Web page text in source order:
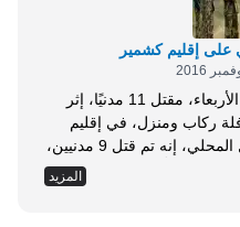
أعلن مسؤولون باكستانيون، اليوم الأربعاء، مقتل 11 مدنيًا، إثر
ركاب ومنزل، في إقليم
كشمير . وقال وليد خان، المسؤول المحلي، إنه تم قتل 9 مدنيين،
كانت تقلّهم في وادي
نيلوم، داخل الشطر الباكستاني من كشمير . وفي وقت لاحق،
المزيد